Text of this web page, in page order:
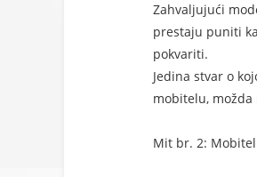
Zahvaljujući
prestaju puniti
pokvariti.
Jedina stvar o
mobitelu,
Mit br. 2: